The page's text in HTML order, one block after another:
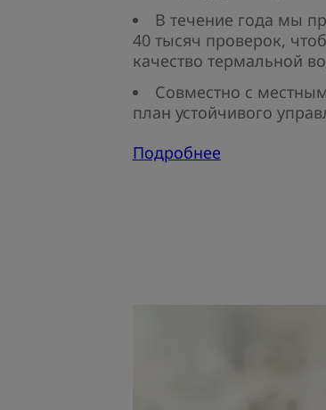
В течение года мы
40 тысяч проверок,
качество термальной
Совместно с
план устойчивого
Подробнее